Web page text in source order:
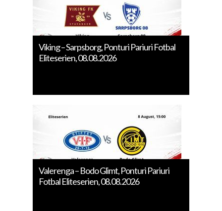
Viking – Sarpsborg, Ponturi Pariuri Fotbal
Eliteserien, 08.08.2026
Valerenga – Bodo Glimt, Ponturi Pariuri
Fotbal Eliteserien, 08.08.2026